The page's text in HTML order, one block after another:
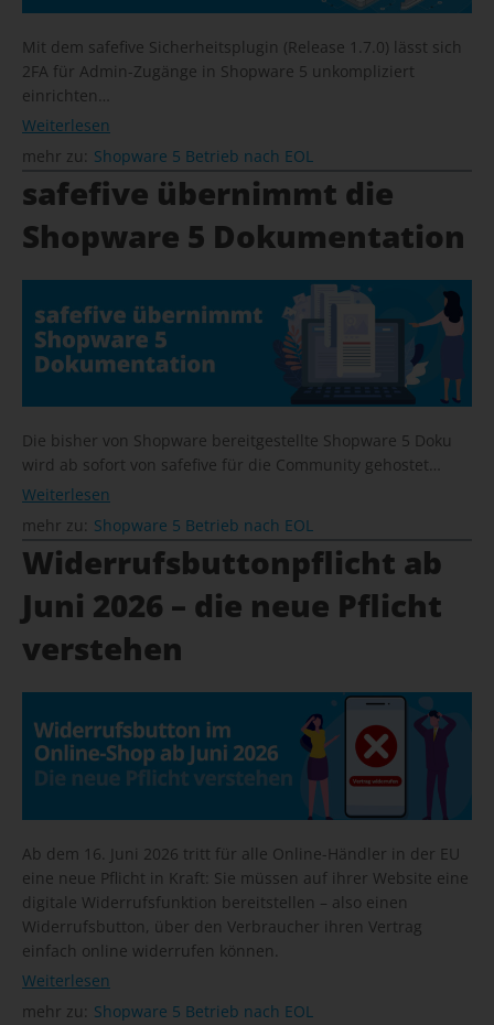
Mit dem safefive Sicherheitsplugin (Release 1.7.0) lässt sich
2FA für Admin-Zugänge in Shopware 5 unkompliziert
einrichten…
Weiterlesen
mehr zu: Shopware 5 Betrieb nach EOL
safefive übernimmt die
Shopware 5 Dokumentation
Die bisher von Shopware bereitgestellte Shopware 5 Doku
wird ab sofort von safefive für die Community gehostet…
Weiterlesen
mehr zu: Shopware 5 Betrieb nach EOL
Widerrufsbuttonpflicht ab
Juni 2026 – die neue Pflicht
verstehen
Ab dem 16. Juni 2026 tritt für alle Online-Händler in der EU
eine neue Pflicht in Kraft: Sie müssen auf ihrer Website eine
digitale Widerrufsfunktion bereitstellen – also einen
Widerrufsbutton, über den Verbraucher ihren Vertrag
einfach online widerrufen können.
Weiterlesen
mehr zu: Shopware 5 Betrieb nach EOL